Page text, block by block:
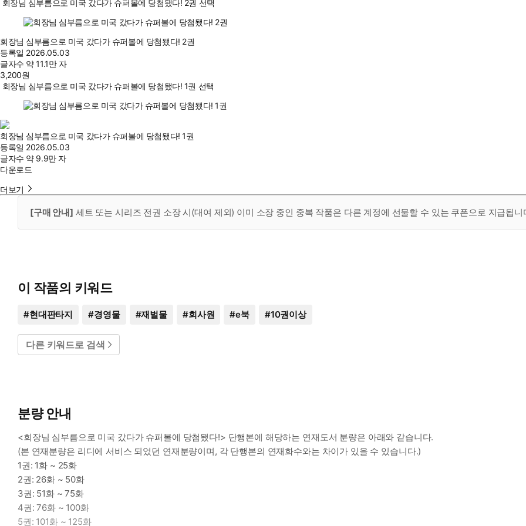
회장님 심부름으로 미국 갔다가 슈퍼볼에 당첨됐다! 2권 선택
회장님 심부름으로 미국 갔다가 슈퍼볼에 당첨됐다! 2권
등록일 2026.05.03
글자수 약 11.1만 자
3,200원
회장님 심부름으로 미국 갔다가 슈퍼볼에 당첨됐다! 1권 선택
회장님 심부름으로 미국 갔다가 슈퍼볼에 당첨됐다! 1권
등록일 2026.05.03
글자수 약 9.9만 자
다운로드
더보기
[구매 안내] 세트 또는 시리즈 전권 소장 시(대여 제외) 이미 소장 중인 중복 작품은 다른 계정에 선물할 수 있는 쿠폰으로 지급됩니
이 작품의 키워드
#현대판타지 #경영물 #재벌물 #회사원 #e북 #10권이상
다른 키워드로 검색
분량 안내
<회장님 심부름으로 미국 갔다가 슈퍼볼에 당첨됐다!> 단행본에 해당하는 연재도서 분량은 아래와 같습니다.
(본 연재분량은 리디에 서비스 되었던 연재분량이며, 각 단행본의 연재화수와는 차이가 있을 수 있습니다.)
1권: 1화 ~ 25화
2권: 26화 ~ 50화
3권: 51화 ~ 75화
4권: 76화 ~ 100화
5권: 101화 ~ 125화